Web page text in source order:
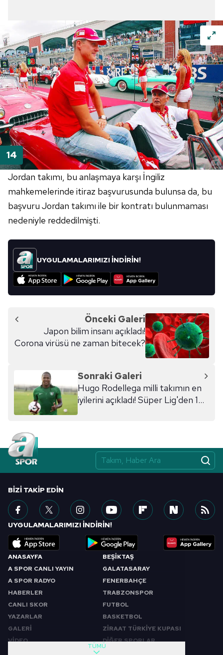
Jordan takımı, bu anlaşmaya karşı İngiliz
mahkemelerinde itiraz başvurusunda bulunsa da, bu
başvuru Jordan takımı ile bir kontratı bulunmaması
nedeniyle reddedilmişti.
UYGULAMALARIMIZI İNDİRİN!
Önceki Galeri
Japon bilim insanı açıkladı!
Corona virüsü ne zaman bitecek?
Sonraki Galeri
Hugo Rodellega milli takımın en
iyilerini açıkladı! Süper Lig'den 1
ANASAYFA
A SPOR CANLI YAYIN
A SPOR RADYO
HABERLER
CANLI SKOR
YAZARLAR
GALERİ
VİDEO
BEŞİKTAŞ
GALATASARAY
FENERBAHÇE
TRABZONSPOR
FUTBOL
BASKETBOL
ZİRAAT TÜRKİYE KUPASI
DİĞER SPORLAR
TÜMÜ
BIZI TAKIP EDIN
UYGULAMALARIMIZI İNDİRİN!